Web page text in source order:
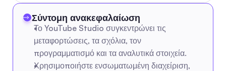
Σύντομη ανακεφαλαίωση
Το YouTube Studio συγκεντρώνει τις
μεταφορτώσεις, τα σχόλια, τον
προγραμματισμό και τα αναλυτικά στοιχεία.
Χρησιμοποιήστε ενσωματωμένη διαχείριση,